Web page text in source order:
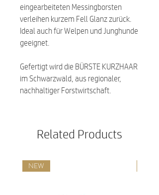
eingearbeiteten Messingborsten
verleihen kurzem Fell Glanz zurück.
Ideal auch für Welpen und Junghunde
geeignet.
Gefertigt wird die BÜRSTE KURZHAAR
im Schwarzwald, aus regionaler,
nachhaltiger Forstwirtschaft.
Related Products
NEW